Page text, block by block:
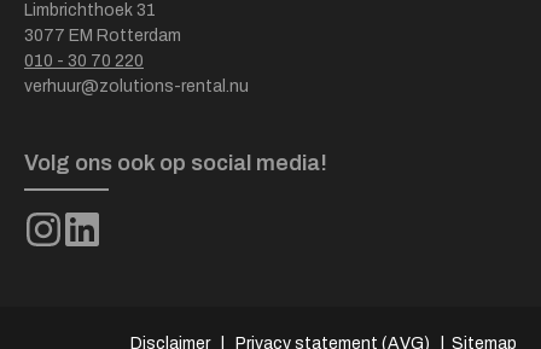
Limbrichthoek 31
3077 EM Rotterdam
010 - 30 70 220
verhuur@zolutions-rental.nu
Volg ons ook op social media!
Disclaimer| Privacy statement (AVG) Sitemap